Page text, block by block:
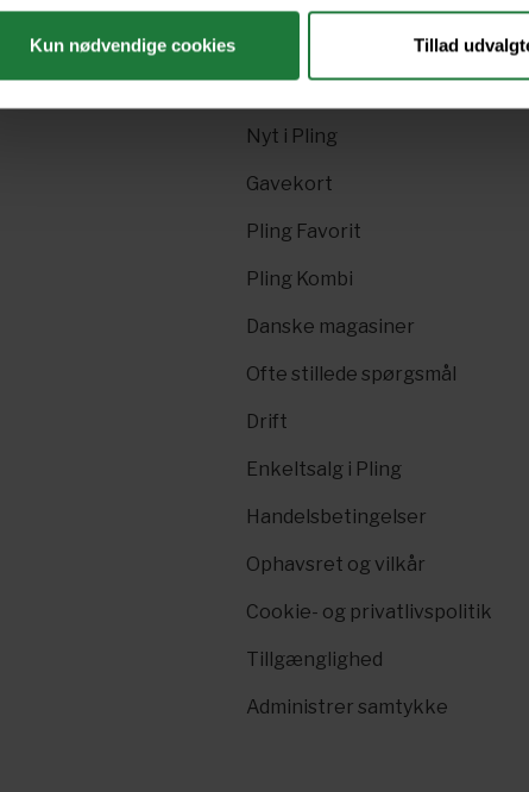
Kun nødvendige cookies Tillad
Nyt i Pling
Gavekort
Pling Favorit
Pling Kombi
Danske magasiner
Ofte stillede spørgsmål
Drift
Enkeltsalg i Pling
Handelsbetingelser
Ophavsret og vilkår
Cookie- og privatlivspolitik
Tillgænglighed
Administrer samtykke